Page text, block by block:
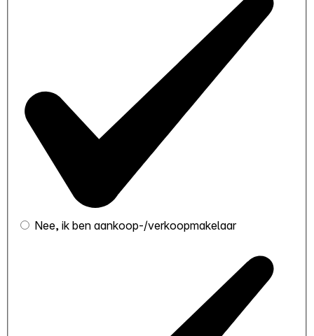
Nee, ik ben aankoop-/verkoopmakelaar